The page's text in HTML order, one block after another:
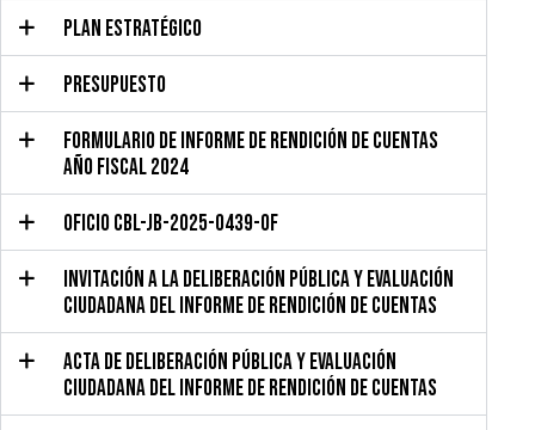
PLAN ESTRATÉGICO
PRESUPUESTO
FORMULARIO DE INFORME DE RENDICIÓN DE CUENTAS
AÑO FISCAL 2024
OFICIO CBL-JB-2025-0439-OF
INVITACIÓN A LA DELIBERACIÓN PÚBLICA Y EVALUACIÓN
CIUDADANA DEL INFORME DE RENDICIÓN DE CUENTAS
ACTA DE DELIBERACIÓN PÚBLICA Y EVALUACIÓN
CIUDADANA DEL INFORME DE RENDICIÓN DE CUENTAS